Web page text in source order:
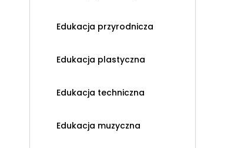
Edukacja przyrodnicza
Edukacja plastyczna
Edukacja techniczna
Edukacja muzyczna